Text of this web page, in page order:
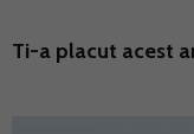
Ti-a placut acest